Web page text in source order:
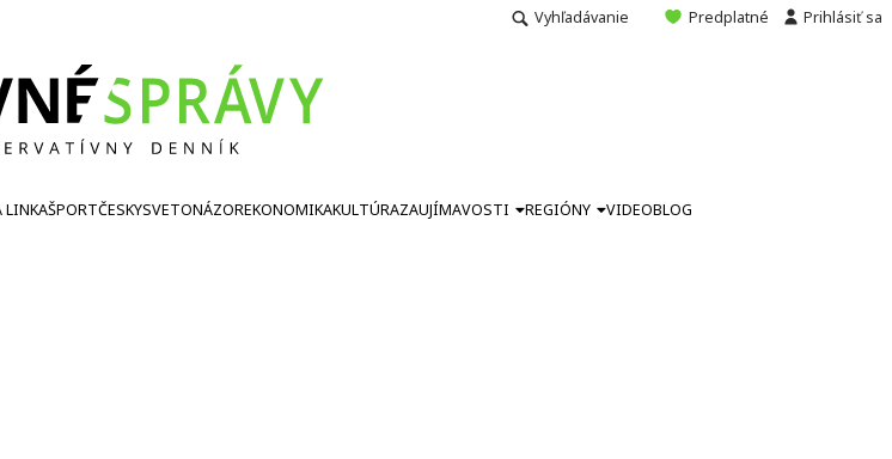
Vyhľadávanie Predplatné Prihlásiť sa
LINKAŠPORTČESKYSVETONÁZOREKONOMIKAKULTÚRAZAUJÍMAVOSTI REGIÓNY VIDEOBLOG